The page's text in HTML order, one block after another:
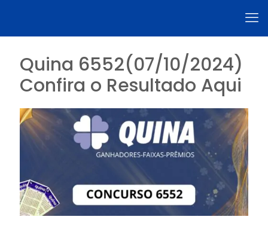
Quina 6552(07/10/2024)
Confira o Resultado Aqui